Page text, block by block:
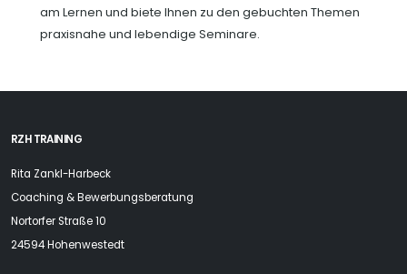
am Lernen und biete Ihnen zu den gebuchten Themen
praxisnahe und lebendige Seminare.
RZH TRAINING
Rita Zankl-Harbeck
Coaching & Bewerbungsberatung
Nortorfer Straße 10
24594 Hohenwestedt